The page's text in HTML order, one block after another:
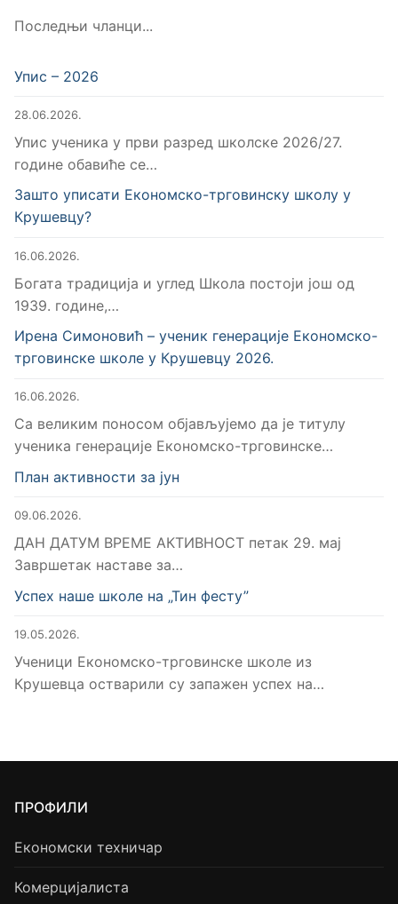
Последњи чланци...
Упис – 2026
28.06.2026.
Упис ученика у први разред школске 2026/27.
године обавиће се…
Зашто уписати Економско-трговинску школу у
Крушевцу?
16.06.2026.
Богата традиција и углед Школа постоји још од
1939. године,…
Ирена Симоновић – ученик генерације Економско-
трговинске школе у Крушевцу 2026.
16.06.2026.
Са великим поносом објављујемо да је титулу
ученика генерације Економско-трговинске…
План активности за јун
09.06.2026.
ДАН ДАТУМ ВРЕМЕ АКТИВНОСТ петак 29. мај
Завршетак наставе за…
Успех наше школе на „Тин фесту”
19.05.2026.
Ученици Економско-трговинске школе из
Крушевца остварили су запажен успех на…
ПРОФИЛИ
Економски техничар
Комерцијалиста